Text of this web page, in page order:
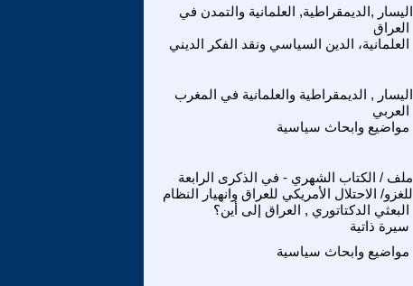
اليسار ,الديمقراطية, العلمانية والتمدن في
العراق
العلمانية، الدين السياسي ونقد الفكر الديني
اليسار , الديمقراطية والعلمانية في المغرب
العربي
مواضيع وابحاث سياسية
ملف / الكتاب الشهري - في الذكرى الرابعة
للغزو/ الاحتلال الأمريكي للعراق وانهيار النظام
البعثي الدكتاتوري , العراق إلى أين؟
سيرة ذاتية
مواضيع وابحاث سياسية